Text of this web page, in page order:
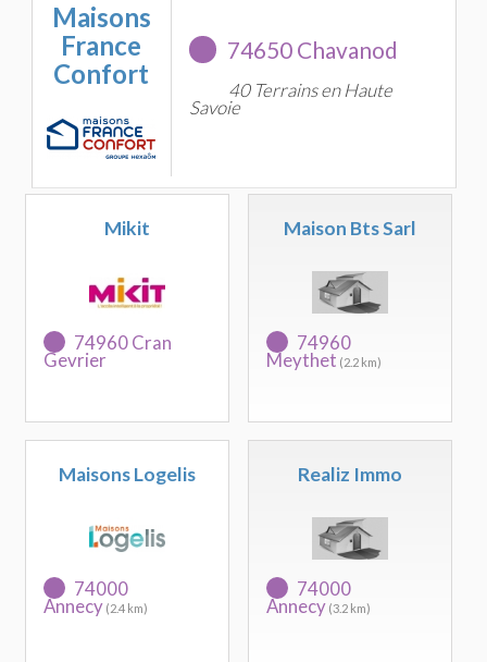
Maisons
France
Confort
74650 Chavanod
40 Terrains en Haute
Savoie
Mikit
74960 Cran
Gevrier
Maison Bts Sarl
74960
Meythet (2.2 km)
Maisons Logelis
74000
Annecy (2.4 km)
Realiz Immo
74000
Annecy (3.2 km)